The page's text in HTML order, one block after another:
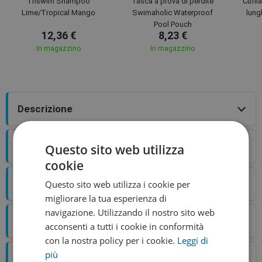
Lime/Tropical Mango
12,36 €
In magazzino
Swimaholic Waterproof
Pool Pouch
8,23 €
In magazzino
Descrizione
Trasporto
Valutazione
Tabella taglie
Questo sito web utilizza
cookie
Questo sito web utilizza i cookie per
migliorare la tua esperienza di
navigazione. Utilizzando il nostro sito web
acconsenti a tutti i cookie in conformità
con la nostra policy per i cookie. Leggi di
più